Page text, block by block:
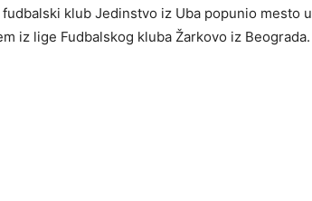
klub Jedinstvo iz Uba popunio mesto u
iz lige Fudbalskog kluba Žarkovo iz Beograda.